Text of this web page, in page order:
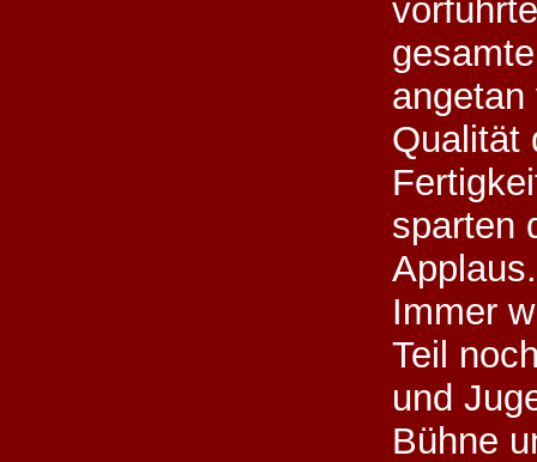
angetan
Qualität
sparten
Applaus.
Immer
Teil
und
Bühne